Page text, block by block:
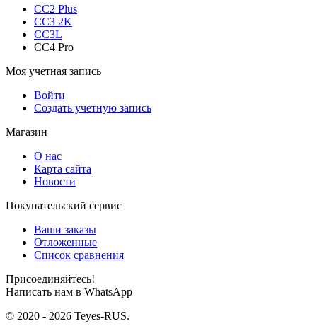
CC2 Plus
CC3 2K
CC3L
CC4 Pro
Моя учетная запись
Войти
Создать учетную запись
Магазин
О нас
Карта сайта
Новости
Покупательский сервис
Ваши заказы
Отложенные
Список сравнения
Присоединяйтесь!
Написать нам в WhatsApp
© 2020 - 2026 Teyes-RUS.